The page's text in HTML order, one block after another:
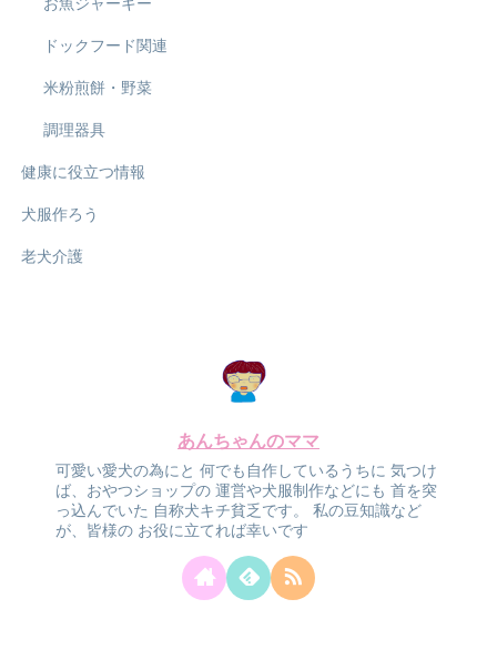
ドックフード関連
米粉煎餅・野菜
調理器具
健康に役立つ情報
犬服作ろう
老犬介護
あんちゃんのママ
可愛い愛犬の為にと 何でも自作しているうちに 気つけ
ば、おやつショップの 運営や犬服制作などにも 首を突
っ込んでいた 自称犬キチ貧乏です。
私の豆知識など
が、皆様の お役に立てれば幸いです